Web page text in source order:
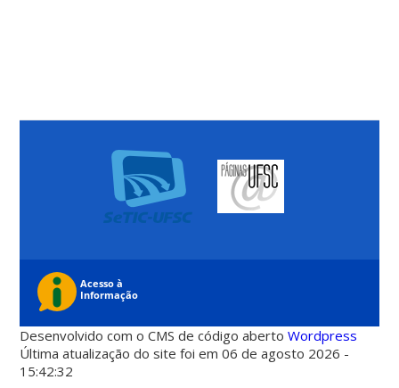
Desenvolvido com o CMS de código abertoWordpress
Última atualização do site foi em 06 de agosto 2026 -
15:42:32